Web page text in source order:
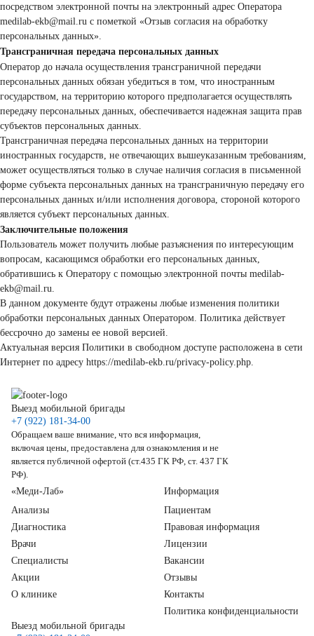
посредством электронной почты на электронный адрес Оператора
medilab-ekb@mail.ru с пометкой «Отзыв согласия на обработку
персональных данных».
Трансграничная передача персональных данных
Оператор до начала осуществления трансграничной передачи
персональных данных обязан убедиться в том, что иностранным
государством, на территорию которого предполагается осуществлять
передачу персональных данных, обеспечивается надежная защита прав
субъектов персональных данных.
Трансграничная передача персональных данных на территории
иностранных государств, не отвечающих вышеуказанным требованиям,
может осуществляться только в случае наличия согласия в письменной
форме субъекта персональных данных на трансграничную передачу его
персональных данных и/или исполнения договора, стороной которого
является субъект персональных данных.
Заключительные положения
Пользователь может получить любые разъяснения по интересующим
вопросам, касающимся обработки его персональных данных,
обратившись к Оператору с помощью электронной почты medilab-
ekb@mail.ru.
В данном документе будут отражены любые изменения политики
обработки персональных данных Оператором. Политика действует
бессрочно до замены ее новой версией.
Актуальная версия Политики в свободном доступе расположена в сети
Интернет по адресу https://medilab-ekb.ru/privacy-policy.php.
Выезд мобильной бригады
+7 (922) 181-34-00
Обращаем ваше внимание, что вся информация,
включая цены, предоставлена для ознакомления и не
является публичной офертой (ст.435 ГК РФ, ст. 437 ГК
РФ).
«Меди-Лаб»
Анализы
Диагностика
Врачи
Специалисты
Акции
О клинике
Информация
Пациентам
Правовая информация
Лицензии
Вакансии
Отзывы
Контакты
Политика конфиденциальности
Выезд мобильной бригады